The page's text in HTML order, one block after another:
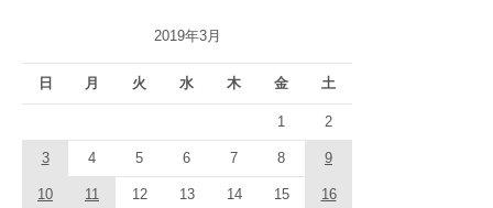
2019年3月
日 月 火 水 木 金 土
1 2
3 4 5 6 7 8 9
10 11 12 13 14 15 16